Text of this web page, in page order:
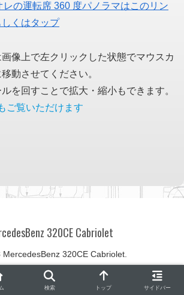
の運転席 360 度パノラマはこのリン
くはタップ
像上で左クリックした状態でマウスカ
動させてください。
を回すことで拡大・縮小もできます。
ご覧いただけます
320CE Cabriolet
320CE Cabriolet.
検索 トップ サイドバー